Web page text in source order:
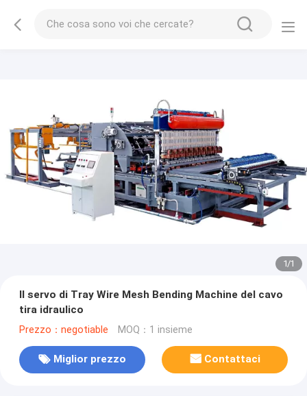
1/1
Il servo di Tray Wire Mesh Bending Machine del cavo
tira idraulico
Prezzo：negotiable MOQ：1 insieme
Miglior prezzo Contattaci